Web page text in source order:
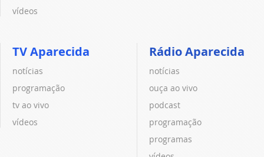
vídeos
TV Aparecida
notícias
programação
tv ao vivo
vídeos
Rádio Aparecida
notícias
ouça ao vivo
podcast
programação
programas